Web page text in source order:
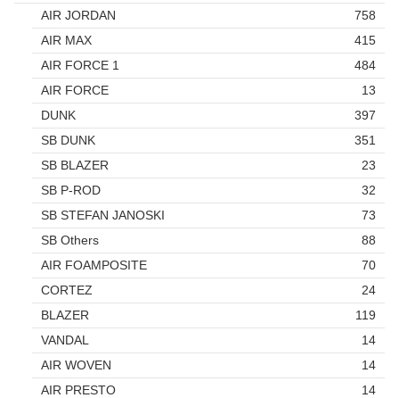
AIR JORDAN
758
AIR MAX
415
AIR FORCE 1
484
AIR FORCE
13
DUNK
397
SB DUNK
351
SB BLAZER
23
SB P-ROD
32
SB STEFAN JANOSKI
73
SB Others
88
AIR FOAMPOSITE
70
CORTEZ
24
BLAZER
119
VANDAL
14
AIR WOVEN
14
AIR PRESTO
14